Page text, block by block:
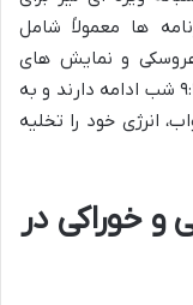
ها معمولاً شامل
و نمایش های
ساده و جذاب هستند که تا حدود ساعت ۹:۳۰ شب ادامه دارند و به
انرژی خود را تخلیه
و خوراکی در